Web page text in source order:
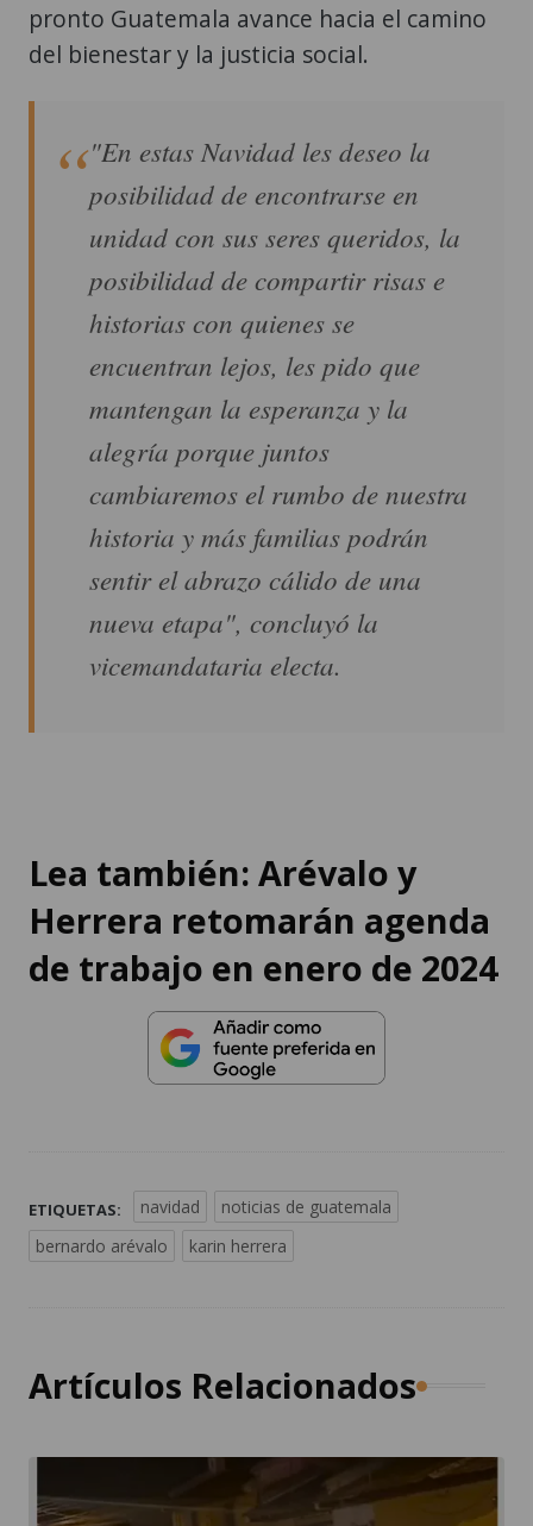
pronto Guatemala avance hacia el camino
del bienestar y la justicia social.
"En estas Navidad les deseo la
posibilidad de encontrarse en
unidad con sus seres queridos, la
posibilidad de compartir risas e
historias con quienes se
encuentran lejos, les pido que
mantengan la esperanza y la
alegría porque juntos
cambiaremos el rumbo de nuestra
historia y más familias podrán
sentir el abrazo cálido de una
nueva etapa", concluyó la
vicemandataria electa.
Lea también: Arévalo y
Herrera retomarán agenda
de trabajo en enero de 2024
ETIQUETAS: navidad
noticias de guatemala
bernardo arévalo
karin herrera
Artículos Relacionados